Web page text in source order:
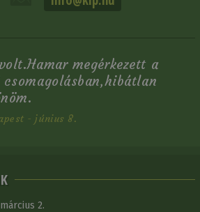
megérkezett a
- június 8.
2.